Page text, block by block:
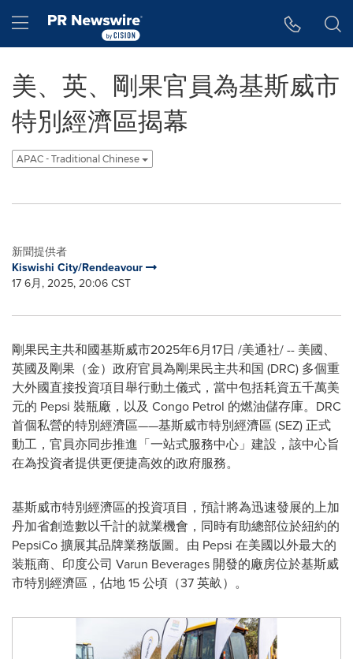
Hamburger menu
美、英、剛果官員為基斯威市
特別經濟區揭幕
APAC - Traditional Chinese
新聞提供者
Kiswishi City/Rendeavour
17 6月, 2025, 20:06 CST
剛果民主共和國基斯威市2025年6月17日 /美通社/ -- 美國、
英國及剛果（金）政府官員為剛果民主共和国 (DRC) 多個重
大外國直接投資項目舉行動土儀式，當中包括耗資五千萬美
元的 Pepsi 裝瓶廠，以及 Congo Petrol 的燃油儲存庫。DRC
首個私營的特別經濟區——基斯威市特別經濟區 (SEZ) 正式
動工，官員亦同步推進「一站式服務中心」建設，該中心旨
在為投資者提供更便捷高效的政府服務。
基斯威市特別經濟區的投資項目，預計將為迅速發展的上加
丹加省創造數以千計的就業機會，同時有助總部位於紐約的
PepsiCo 擴展其品牌業務版圖。由 Pepsi 在美國以外最大的
装瓶商、印度公司 Varun Beverages 開發的廠房位於基斯威
市特別經濟區，佔地 15 公頃（37 英畝）。